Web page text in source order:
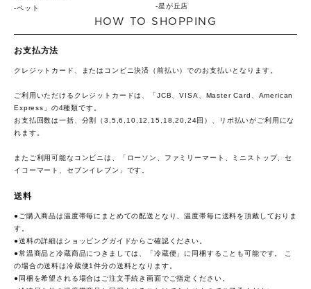
ペット
星が丘店
HOW TO SHOPPING
お支払方法
クレジットカード、またはコンビニ決済（前払い）でのお支払いとなります。
ご利用いただけるクレジットカードは、「JCB、VISA、Master Card、American
Express」の4種類です。
お支払回数は一括、分割（3,5,6,10,12,15,18,20,24回）、リボ払いがご利用にな
れます。
またご利用可能なコンビニは、「ローソン、ファミリーマート、ミニストップ、セ
イコーマート、セブンイレブン」です。
送料
●ご購入商品は温度帯毎にまとめての配送となり、温度帯毎に送料を頂戴しておりま
す。
●送料の詳細は ショッピングガイドからご確認ください。
●常温商品と冷蔵商品につきましては、「冷蔵便」に同梱することも可能です。 こ
の場合の送料は冷蔵便1件分の送料となります。
●同梱を希望される場合はご注文手続き画面でご指定ください。